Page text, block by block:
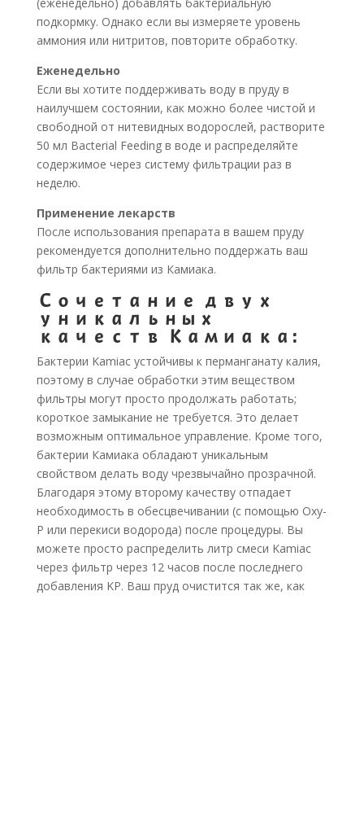
подкормку. Однако если вы измеряете уровень
аммония или нитритов, повторите обработку.
Еженедельно
Если вы хотите поддерживать воду в пруду в
наилучшем состоянии, как можно более чистой и
свободной от нитевидных водорослей, растворите
50 мл Bacterial Feeding в воде и распределяйте
содержимое через систему фильтрации раз в
неделю.
Применение лекарств
После использования препарата в вашем пруду
рекомендуется дополнительно поддержать ваш
фильтр бактериями из Камиака.
Сочетание двух
уникальных
качеств Камиака:
Бактерии Kamiac устойчивы к перманганату калия,
поэтому в случае обработки этим веществом
фильтры могут просто продолжать работать;
короткое замыкание не требуется. Это делает
возможным оптимальное управление. Кроме того,
бактерии Камиака обладают уникальным
свойством делать воду чрезвычайно прозрачной.
Благодаря этому второму качеству отпадает
необходимость в обесцвечивании (с помощью Oxy-
P или перекиси водорода) после процедуры. Вы
можете просто распределить литр смеси Kamiac
через фильтр через 12 часов после последнего
добавления KP. Ваш пруд очистится так же, как